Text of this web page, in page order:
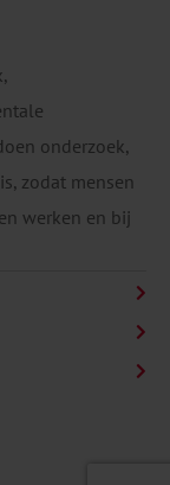
onderzoek,
zodat mensen
werken en bij